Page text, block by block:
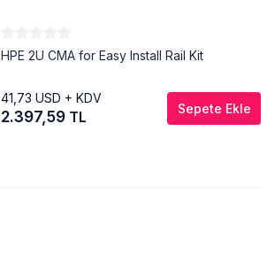
HPE 2U CMA for Easy Install Rail Kit
41,73 USD + KDV
2.397,59 TL Sepete Ekle